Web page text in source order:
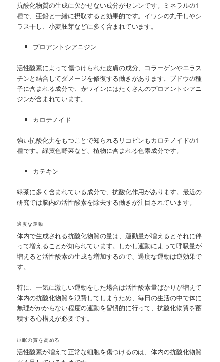
抗酸化物質の生成に欠かせない成分がセレンです。ミネラルの1
種で、亜鉛と一緒に摂取すると効果的です。イワシの丸干しやシ
ラス干し、小麦胚芽などに多く含まれています。
プロアントシアニジン
活性酸素によって傷つけられた皮膚の成分、コラーゲンやエラス
チンと結合してダメージを修復する働きがあります。ブドウの種
子に含まれる成分で、赤ワインにはたくさんのプロアントシアニ
ジンが含まれています。
カロテノイド
強い抗酸化力をもつことで知られるリコピンもカロテノイドの1
種です。緑黄色野菜など、植物に含まれる色素成分です。
カテキン
緑茶に多く含まれている成分で、抗酸化作用があります。最近の
研究では脳内の活性酸素を除去する働きが注目されています。
適度な運動
体内で生成される抗酸化物質の量は、運動量が増えるとそれに伴
って増えることが知られています。しかし運動によって呼吸量が
増えると活性酸素の生成も増加するので、過度な運動は逆効果で
す。
特に、一気に激しい運動をした場合は活性酸素量ばかりが増えて
体内の抗酸化物質を浪費してしまうため、毎日の生活の中で体に
無理がかからない程度の運動を習慣的に行って、抗酸化物質を蓄
積する心構えが必要です。
睡眠の質を高める
活性酸素が増えて正常な細胞を傷つけるのは、体内の抗酸化物質